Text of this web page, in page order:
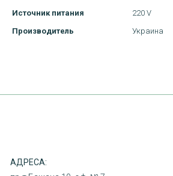
Источник питания
220 V
Производитель
Украина
АДРЕСА: